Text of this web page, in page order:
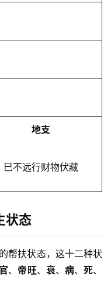
地支
巳不远行财物伏藏
状态
帮扶状态，这十二种状
、 帝旺、 衰、 病、死、